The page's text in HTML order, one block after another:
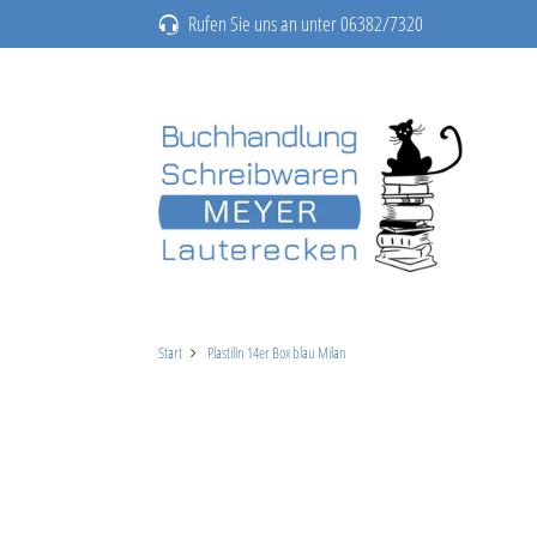
Rufen Sie uns an unter 06382/7320
Start Plastilin 14er Box blau Milan